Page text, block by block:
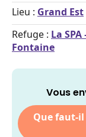
Lieu : Grand Est
Refuge : La
Fontaine
Vous
Que faut-